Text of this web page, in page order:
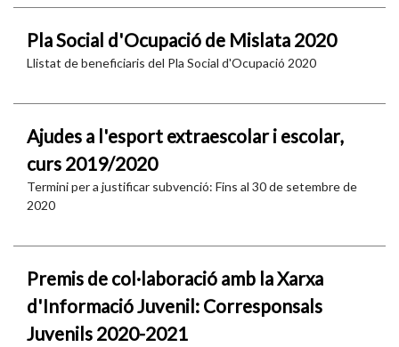
Pla Social d'Ocupació de Mislata 2020
Llistat de beneficiaris del Pla Social d'Ocupació 2020
Ajudes a l'esport extraescolar i escolar,
curs 2019/2020
Termini per a justificar subvenció: Fins al 30 de setembre de
2020
Premis de col·laboració amb la Xarxa
d'Informació Juvenil: Corresponsals
Juvenils 2020-2021